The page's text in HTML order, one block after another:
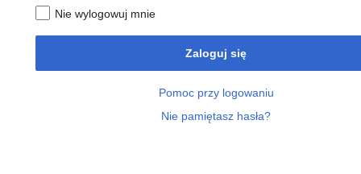
Nie wylogowuj mnie
Zaloguj się
Pomoc przy logowaniu
Nie pamiętasz hasła?